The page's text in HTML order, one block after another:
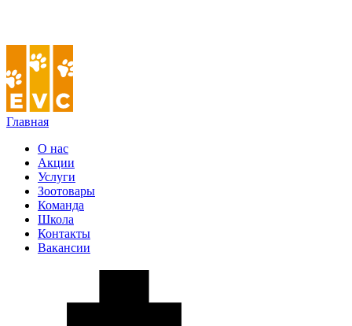
Главная
О нас
Акции
Услуги
Зоотовары
Команда
Школа
Контакты
Вакансии